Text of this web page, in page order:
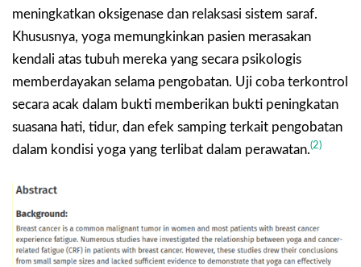
meningkatkan oksigenase dan relaksasi sistem saraf.
Khususnya, yoga memungkinkan pasien merasakan
kendali atas tubuh mereka yang secara psikologis
memberdayakan selama pengobatan. Uji coba terkontrol
secara acak dalam bukti memberikan bukti peningkatan
suasana hati, tidur, dan efek samping terkait pengobatan
dalam kondisi yoga yang terlibat dalam perawatan.(2)